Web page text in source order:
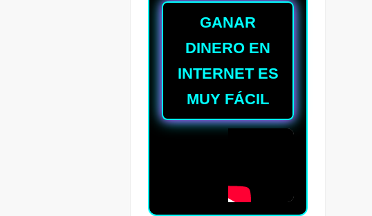
GANAR
DINERO EN
INTERNET ES
MUY FÁCIL